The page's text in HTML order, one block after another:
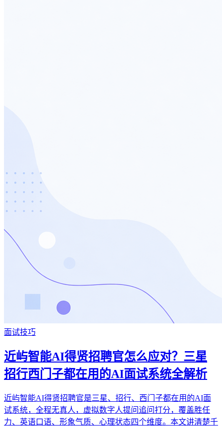
面试技巧
近屿智能AI得贤招聘官怎么应对？三星
招行西门子都在用的AI面试系统全解析
近屿智能AI得贤招聘官是三星、招行、西门子都在用的AI面
试系统，全程无真人，虚拟数字人提问追问打分，覆盖胜任
力、英语口语、形象气质、心理状态四个维度。本文讲清楚千